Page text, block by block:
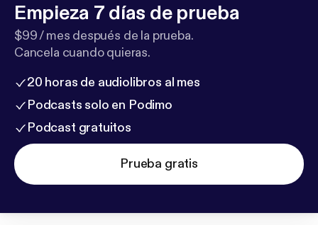
Empieza 7 días de prueba
$99 / mes después de la prueba.
Cancela cuando quieras.
20 horas de audiolibros al mes
Podcasts solo en Podimo
Podcast gratuitos
Prueba gratis